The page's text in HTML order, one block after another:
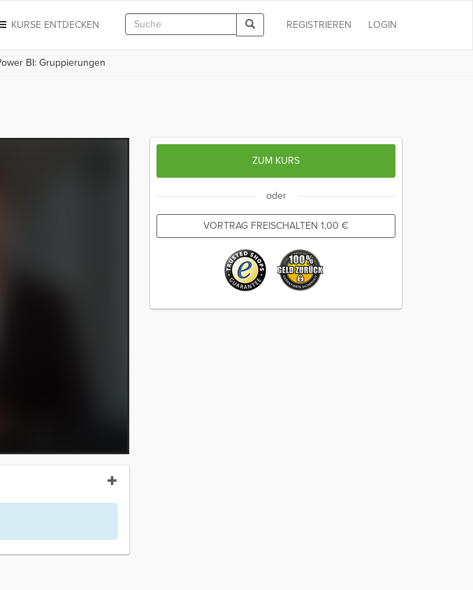
LOGIN
REGISTRIEREN
KURSE ENTDECKEN
BI: Gruppierungen
ZUM KURS
oder
VORTRAG FREISCHALTEN 1,00 €